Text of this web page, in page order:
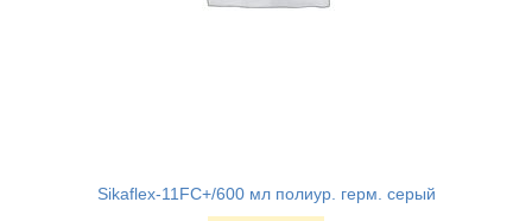
Sikaflex-11FC+/600 мл полиур. герм. серый